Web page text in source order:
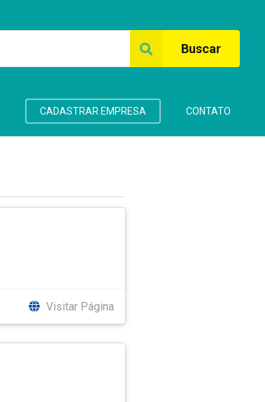
Buscar
CADASTRAR EMPRESA CONTATO
Visitar Página